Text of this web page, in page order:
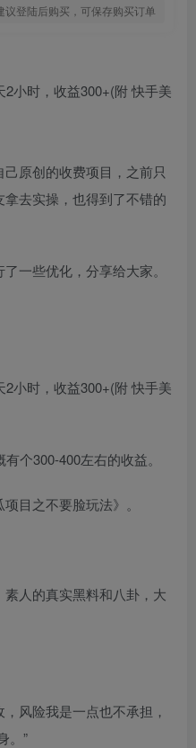
议登陆后购买，可保存购买订单
原创的收费项目，之前只
去实操，也得到了不错的
一些优化，分享给大家。
个300-400左右的收益。
目之不要脸玩法》。
人的真实黑料和八卦，大
风险我是一点也不承担，
。”